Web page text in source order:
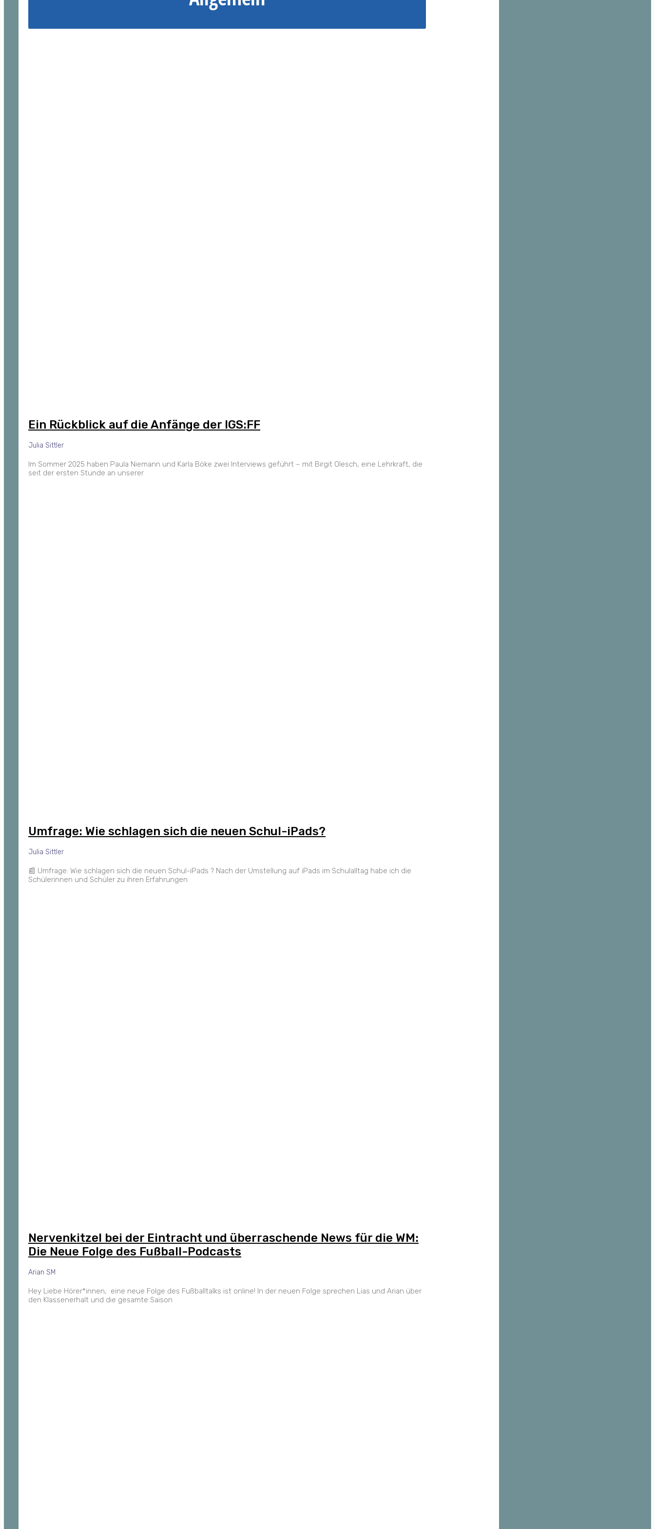
Ein Rückblick auf die Anfänge der IGS:FF
Julia Sittler
Im Sommer 2025 haben Paula Niemann und Karla Böke zwei Interviews geführt – mit Birgit Olesch, eine Lehrkraft, die
seit der ersten Stunde an unserer
Umfrage: Wie schlagen sich die neuen Schul-iPads?
Julia Sittler
📰 Umfrage: Wie schlagen sich die neuen Schul-iPads ? Nach der Umstellung auf iPads im Schulalltag habe ich die
Schülerinnen und Schüler zu ihren Erfahrungen
Nervenkitzel bei der Eintracht und überraschende News für die WM:
Die Neue Folge des Fußball-Podcasts
Arian SM
Hey Liebe Hörer*innen, eine neue Folge des Fußballtalks ist online! In der neuen Folge sprechen Lias und Arian über
den Klassenerhalt und die gesamte Saison